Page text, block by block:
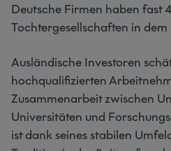
Deutsche Firmen haben fast
Tochtergesellschaften in
Ausländische Investoren
hochqualifizierten
Zusammenarbeit zwischen
Universitäten und
ist dank seines stabilen